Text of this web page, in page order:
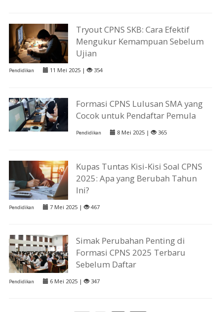
Tryout CPNS SKB: Cara Efektif
Mengukur Kemampuan Sebelum
Ujian
Pendidikan 11 Mei 2025 | 354
Formasi CPNS Lulusan SMA yang
Cocok untuk Pendaftar Pemula
Pendidikan 8 Mei 2025 | 365
Kupas Tuntas Kisi-Kisi Soal CPNS
2025: Apa yang Berubah Tahun
Ini?
Pendidikan 7 Mei 2025 | 467
Simak Perubahan Penting di
Formasi CPNS 2025 Terbaru
Sebelum Daftar
Pendidikan 6 Mei 2025 | 347